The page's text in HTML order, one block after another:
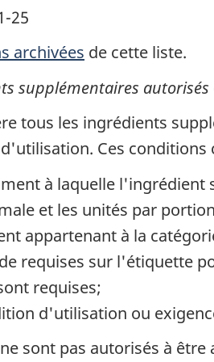
25
archivées de cette liste.
supplémentaires autorisés
tous les ingrédients
Ces conditions
à laquelle l'ingrédient
et les unités par
appartenant à la
requises sur l'étiquette
requises;
d'utilisation ou
sont pas autorisés à